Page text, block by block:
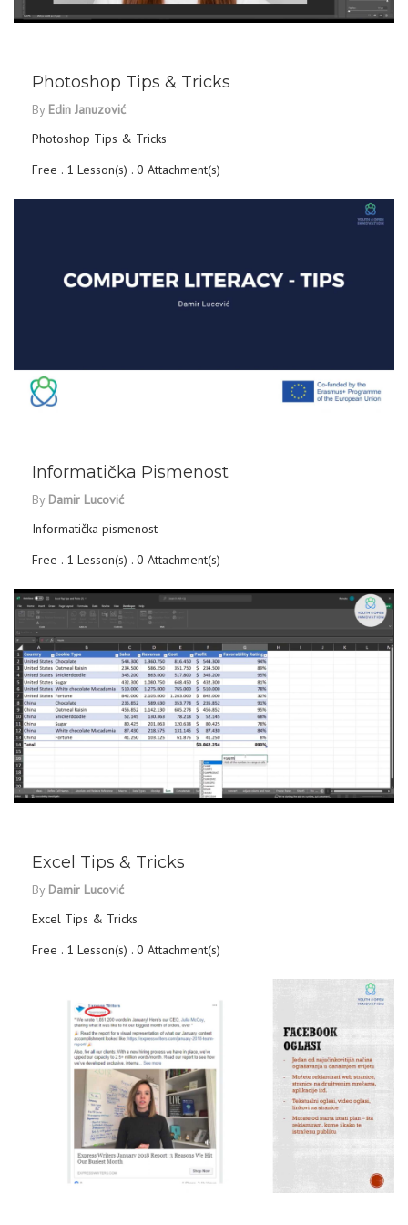
Photoshop Tips & Tricks
By Edin Januzović
Photoshop Tips & Tricks
Free . 1 Lesson(s) . 0 Attachment(s)
Informatička Pismenost
By Damir Lucović
Informatička pismenost
Free . 1 Lesson(s) . 0 Attachment(s)
Excel Tips & Tricks
By Damir Lucović
Excel Tips & Tricks
Free . 1 Lesson(s) . 0 Attachment(s)